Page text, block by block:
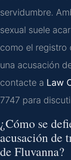
servidumbre.
sexual suele
como el registro
una acusación
contacte a Law
7747 para
¿Cómo se
acusación de
de Fluvanna?